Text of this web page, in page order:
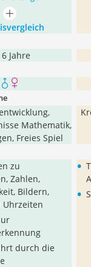
mehr anzeigen
Jahre
Mathematik,
Freies Spiel
zu
Zahlen,
Bildern,
Uhrzeiten
durch die
•
•